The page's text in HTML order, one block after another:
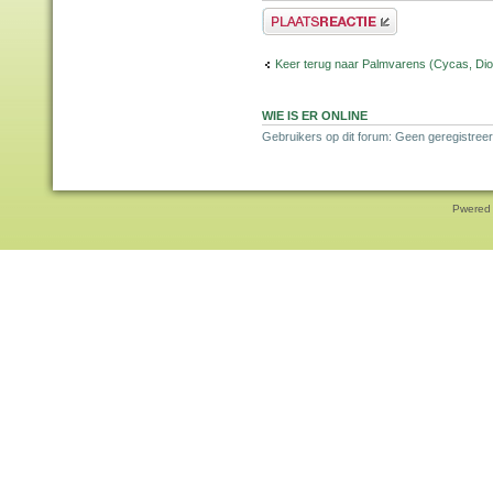
Plaats een reactie
Keer terug naar Palmvarens (Cycas,
WIE IS ER ONLINE
Gebruikers op dit forum: Geen